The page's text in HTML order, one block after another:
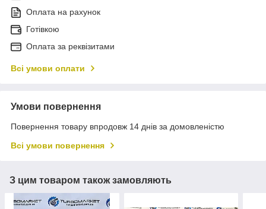
Оплата на рахунок
Готівкою
Оплата за реквізитами
Всі умови оплати
Умови повернення
Повернення товару впродовж 14 днів за домовленістю
Всі умови повернення
З цим товаром також замовляють